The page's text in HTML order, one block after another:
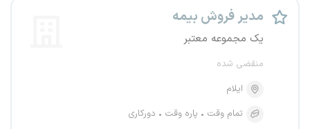
مدیر فروش بیمه
یک مجموعه معتبر
منقضی شده
ایلام
تمام وقت
پاره وقت دورکاری